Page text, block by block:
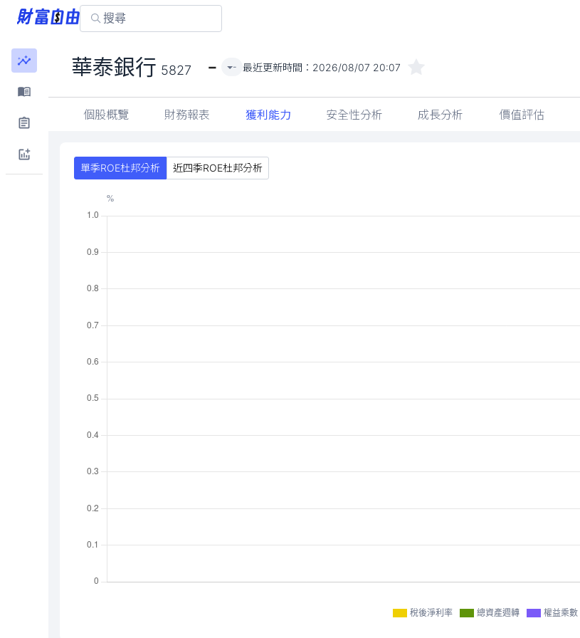
華泰銀行 5827 - - 最近更新時間： 2026/08/07 20:07
個股概覽 財務報表 獲利能力 安全性分析 成長分析 價值評估
單季ROE杜邦分析 近四季ROE杜邦分析
稅後淨利率 總資產週轉 權益乘數